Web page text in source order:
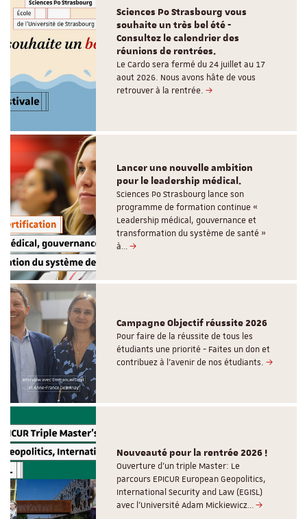
Sciences Po Strasbourg vous
souhaite un très bel été -
Consultez le calendrier des
réunions de rentrées.
Le Cardo sera fermé du 24 juillet au 17
aout 2026. Nous avons hâte de vous
retrouver à la rentrée.
Lancer une nouvelle ambition
pour le leadership médical.
Sciences Po Strasbourg lance son
programme de formation continue «
Leadership médical, gouvernance et
transformation du système de santé »
à…
Campagne Objectif réussite 2026
Pour faire de la réussite de tous les
étudiants une priorité - Faites un don et
contribuez à l’avenir de nos étudiants.
Nouveauté pour la rentrée 2026 !
Ouverture d'un triple Master: Le
parcours EPICUR European Geopolitics,
International Security and Law (EGISL)
avec l’Université Adam Mickiewicz…